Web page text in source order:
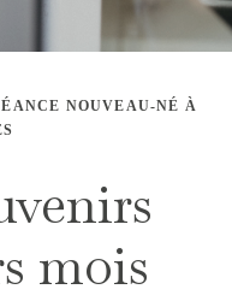
NOUVEAU-NÉ À
mois